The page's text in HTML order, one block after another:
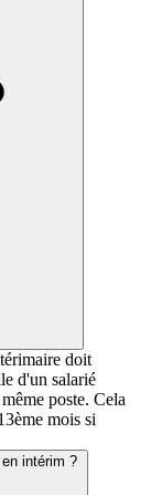
doit
d'un salarié
poste. Cela
mois si
intérim ?